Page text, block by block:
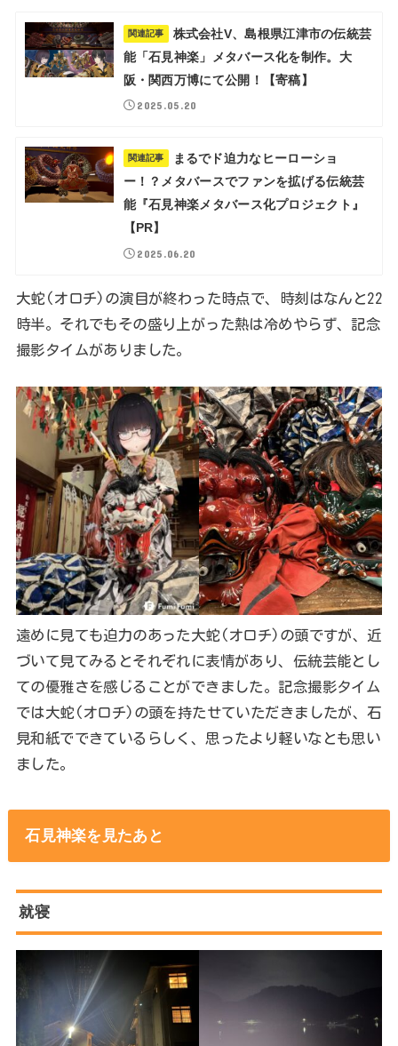
関連記事
株式会社V、島根県江津市の伝統芸
能「石見神楽」メタバース化を制作。大
阪・関西万博にて公開！【寄稿】
2025.05.20
関連記事
まるでド迫力なヒーローショ
ー！？メタバースでファンを拡げる伝統芸
能『石見神楽メタバース化プロジェクト』
【PR】
2025.06.20
大蛇(オロチ)の演目が終わった時点で、時刻はなんと22
時半。それでもその盛り上がった熱は冷めやらず、記念
撮影タイムがありました。
遠めに見ても迫力のあった大蛇(オロチ)の頭ですが、近
づいて見てみるとそれぞれに表情があり、伝統芸能とし
ての優雅さを感じることができました。記念撮影タイム
では大蛇(オロチ)の頭を持たせていただきましたが、石
見和紙でできているらしく、思ったより軽いなとも思い
ました。
石見神楽を見たあと
就寝